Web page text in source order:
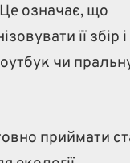
означає, що
її збір і
чи
приймати